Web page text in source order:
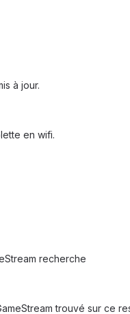
à jour.
en wifi.
recherche
trouvé sur ce